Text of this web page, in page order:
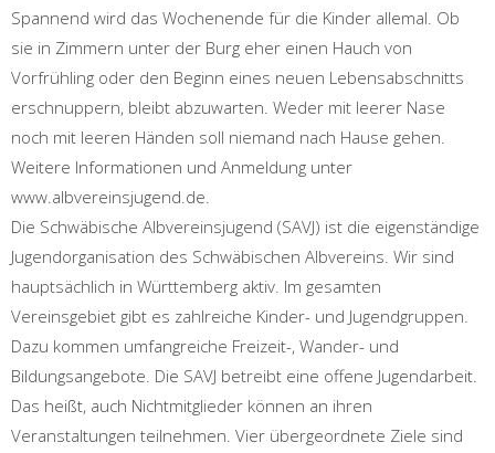
Spannend wird das Wochenende für die Kinder allemal. Ob
sie in Zimmern unter der Burg eher einen Hauch von
Vorfrühling oder den Beginn eines neuen Lebensabschnitts
erschnuppern, bleibt abzuwarten. Weder mit leerer Nase
noch mit leeren Händen soll niemand nach Hause gehen.
Weitere Informationen und Anmeldung unter
www.albvereinsjugend.de.
Die Schwäbische Albvereinsjugend (SAVJ) ist die eigenständige
Jugendorganisation des Schwäbischen Albvereins. Wir sind
hauptsächlich in Württemberg aktiv. Im gesamten
Vereinsgebiet gibt es zahlreiche Kinder- und Jugendgruppen.
Dazu kommen umfangreiche Freizeit-, Wander- und
Bildungsangebote. Die SAVJ betreibt eine offene Jugendarbeit.
Das heißt, auch Nichtmitglieder können an ihren
Veranstaltungen teilnehmen. Vier übergeordnete Ziele sind